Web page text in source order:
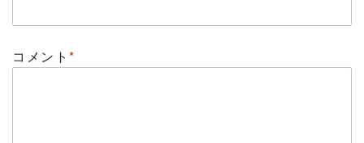
コメント*